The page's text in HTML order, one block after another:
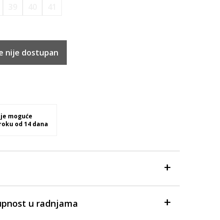
nije dostupan
moguće
od 14 dana
u radnjama